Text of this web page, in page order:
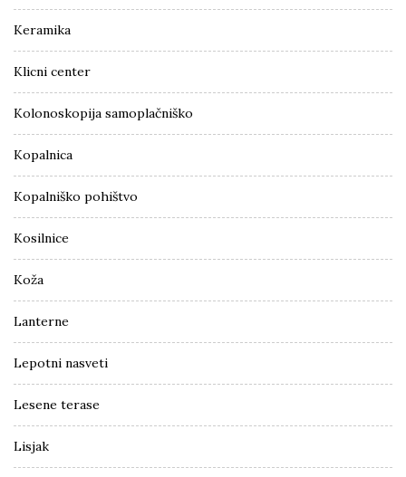
Keramika
Klicni center
Kolonoskopija samoplačniško
Kopalnica
Kopalniško pohištvo
Kosilnice
Koža
Lanterne
Lepotni nasveti
Lesene terase
Lisjak